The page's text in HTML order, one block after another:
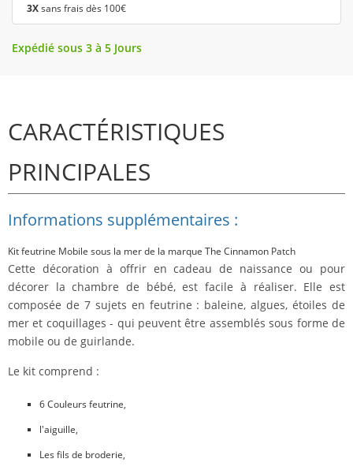
3Xsans frais dès 100€
Expédié sous 3 à 5 Jours
CARACTÉRISTIQUES
PRINCIPALES
Informations supplémentaires :
Kit feutrine Mobile sous la mer de la marque The Cinnamon Patch
Cette décoration à offrir en cadeau de naissance ou pour
décorer la chambre de bébé, est facile à réaliser. Elle est
composée de 7 sujets en feutrine : baleine, algues, étoiles de
mer et coquillages - qui peuvent être assemblés sous forme de
mobile ou de guirlande.
Le kit comprend :
6Couleurs feutrine,
l'aiguille,
Les fils de broderie,